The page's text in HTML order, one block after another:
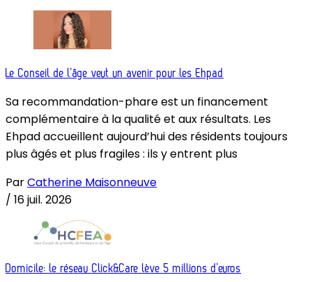
Le Conseil de l’âge veut un avenir pour les Ehpad
Sa recommandation-phare est un financement
complémentaire à la qualité et aux résultats. Les
Ehpad accueillent aujourd’hui des résidents toujours
plus âgés et plus fragiles : ils y entrent plus
ParCatherine Maisonneuve
/ 16 juil. 2026
Domicile: le réseau Click&Care lève 5 millions d’euros